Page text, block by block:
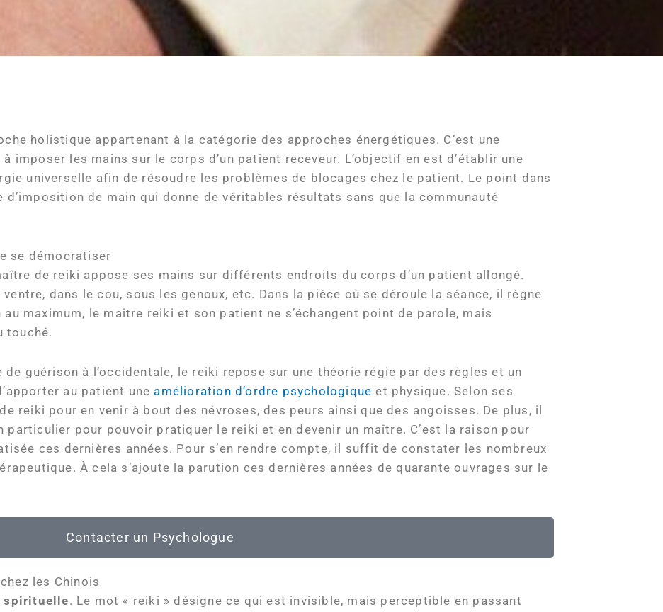
holistique appartenant à la catégorie des approches énergétiques. C’est une
imposer les mains sur le corps d’un patient receveur. L’objectif en est d’établir une
universelle afin de résoudre les problèmes de blocages chez le patient. Le point dans
de main qui donne de véritables résultats sans que la communauté
se démocratiser
de reiki appose ses mains sur différents endroits du corps d’un patient allongé.
dans le cou, sous les genoux, etc. Dans la pièce où se déroule la séance, il règne
maximum, le maître reiki et son patient ne s’échangent point de parole, mais
touché.
guérison à l’occidentale, le reiki repose sur une théorie régie par des règles et un
au patient une amélioration d’ordre psychologique et physique. Selon ses
reiki pour en venir à bout des névroses, des peurs ainsi que des angoisses. De plus, il
particulier pour pouvoir pratiquer le reiki et en devenir un maître. C’est la raison pour
ces dernières années. Pour s’en rendre compte, il suffit de constater les nombreux
À cela s’ajoute la parution ces dernières années de quarante ouvrages sur le
Contacter un Psychologue
les Chinois
spirituelle. Le mot « reiki » désigne ce qui est invisible, mais perceptible en passant